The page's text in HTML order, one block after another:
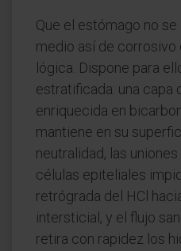
Que el estómago no
medio así de corrosivo
lógica. Dispone para
estratificada: una capa
enriquecida en
mantiene en su
neutralidad, las
células epiteliales
retrógrada del HCl
intersticial, y el flujo
retira con rapidez los